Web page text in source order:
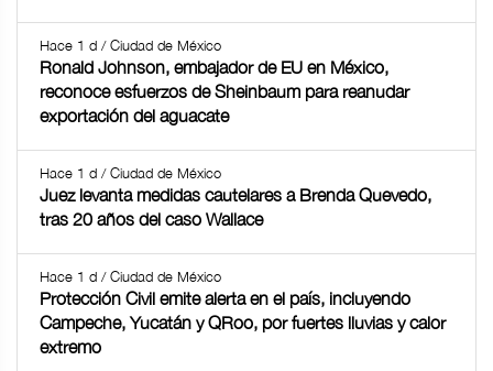
Hace 1 d / Ciudad de México
Ronald Johnson, embajador de EU en México,
reconoce esfuerzos de Sheinbaum para reanudar
exportación del aguacate
Hace 1 d / Ciudad de México
Juez levanta medidas cautelares a Brenda Quevedo,
tras 20 años del caso Wallace
Hace 1 d / Ciudad de México
Protección Civil emite alerta en el país, incluyendo
Campeche, Yucatán y QRoo, por fuertes lluvias y calor
extremo